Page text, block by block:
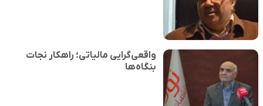
واقعی‌گرایی مالیاتی؛ راهکار نجات
بنگاه‌ها